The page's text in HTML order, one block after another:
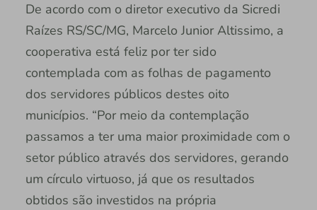
De acordo com o diretor executivo da Sicredi
Raízes RS/SC/MG, Marcelo Junior Altissimo, a
cooperativa está feliz por ter sido
contemplada com as folhas de pagamento
dos servidores públicos destes oito
municípios. “Por meio da contemplação
passamos a ter uma maior proximidade com o
setor público através dos servidores, gerando
um círculo virtuoso, já que os resultados
obtidos são investidos na própria